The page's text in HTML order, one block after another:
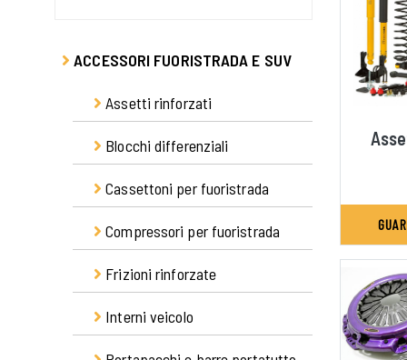
ACCESSORI FUORISTRADA E SUV
Assetti rinforzati
Accessori sospensioni
Ammortizzatori anteriori
Ammortizzatori posteriori
Blocchi differenziali
Compressori ARB
Cassettoni per fuoristrada
Roller-Drawer
Compressori per fuoristrada
Accessori
Compressori fissi per
fuoristrada
Frizioni rinforzate
Kit frizioni
Interni veicolo